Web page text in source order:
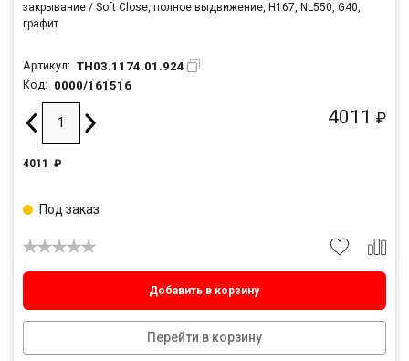
закрывание / Soft Close, полное выдвижение, H167, NL550, G40,
графит
Артикул: TH03.1174.01.924
Код: 0000/161516
4011 ₽
4011 ₽
Добавить в корзину
Перейти в корзину
Под заказ